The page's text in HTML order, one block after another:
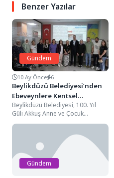
Benzer Yazılar
Gündem
10 Ay Önce 6
Beylikdüzü Belediyesi’nden
Ebeveynlere Kentsel
Dönüşüm Semineri
Beylikdüzü Belediyesi, 100. Yıl
Güli Akkuş Anne ve Çocuk
Merkezi’nde ebeveynlere yönelik
Gündem